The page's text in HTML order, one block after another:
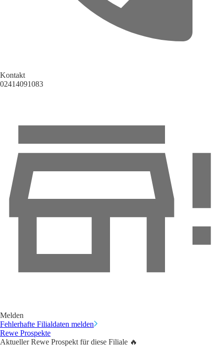
Kontakt
02414091083
Melden
Fehlerhafte Filialdaten melden
Rewe Prospekte
Aktueller Rewe Prospekt für diese Filiale 🔥